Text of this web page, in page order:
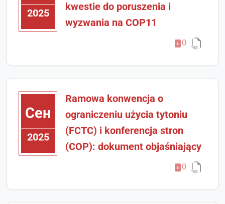
2025
kwestie do poruszenia i
wyzwania na COP11
0
Сен
2025
Ramowa konwencja o
ograniczeniu użycia tytoniu
(FCTC) i konferencja stron
(COP): dokument objaśniający
0